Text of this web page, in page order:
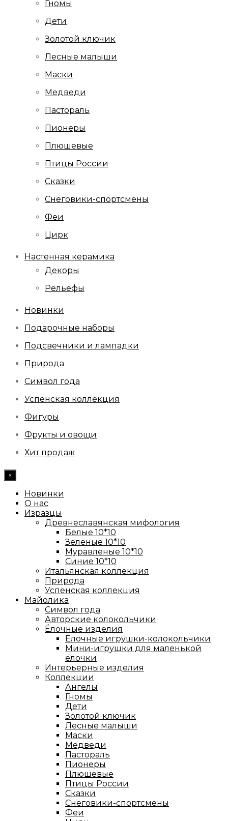
Гномы
Дети
Золотой ключик
Лесные малыши
Маски
Медведи
Пастораль
Пионеры
Плюшевые
Птицы России
Сказки
Снеговики-спортсмены
Феи
Цирк
Настенная керамика
Декоры
Рельефы
Новинки
Подарочные наборы
Подсвечники и лампадки
Природа
Символ года
Успенская коллекция
Фигуры
Фрукты и овощи
Хит продаж
×
Новинки
О нас
Изразцы
Древнеславянская мифология
Белые 10*10
Зелёные 10*10
Муравленые 10*10
Синие 10*10
Итальянская коллекция
Природа
Успенская коллекция
Майолика
Символ года
Авторские колокольчики
Ёлочные изделия
Ёлочные игрушки-колокольчики
Мини-игрушки для маленькой
ёлочки
Интерьерные изделия
Коллекции
Ангелы
Гномы
Дети
Золотой ключик
Лесные малыши
Маски
Медведи
Пастораль
Пионеры
Плюшевые
Птицы России
Сказки
Снеговики-спортсмены
Феи